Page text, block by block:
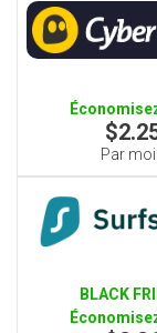
Par
BLACK